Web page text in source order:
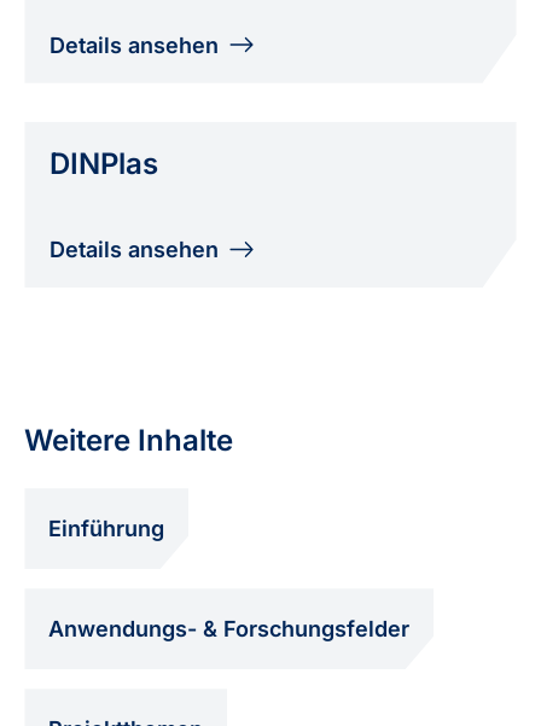
Details ansehen
DINPlas
Details ansehen
Weitere Inhalte
Einführung
Anwendungs- & Forschungsfelder